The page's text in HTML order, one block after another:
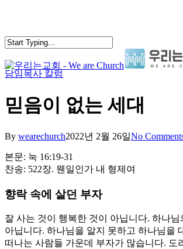
content
search
Menu
담임목사 칼럼
믿음이 없는 세대
By wearechurch2022년 2월 26일No
본문: 눅 16:19-31
찬송: 522장. 웬일인가 내 형제여
향락 속에 살던 부자
잘 사는 것이 행복한 것이 아닙니다. 하나님
아닙니다. 하나님을 알지 못하고 하나님을
떠나는 사람들 가운데 부자가 많습니다. 도